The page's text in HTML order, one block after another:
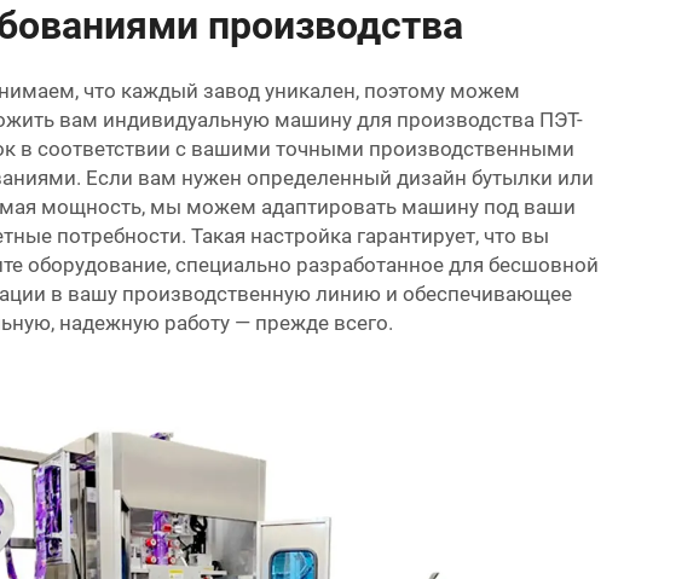
производства
что каждый завод уникален, поэтому можем
вам индивидуальную машину для производства ПЭТ-
в соответствии с вашими точными производственными
Если вам нужен определенный дизайн бутылки или
мощность, мы можем адаптировать машину под ваши
потребности. Такая настройка гарантирует, что вы
оборудование, специально разработанное для бесшовной
в вашу производственную линию и обеспечивающее
надежную работу — прежде всего.